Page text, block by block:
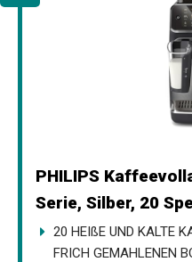
PHILIPS
Serie, Silber, 20
20 HEIßE UND KALTE
FRICH GEMAHLENEN